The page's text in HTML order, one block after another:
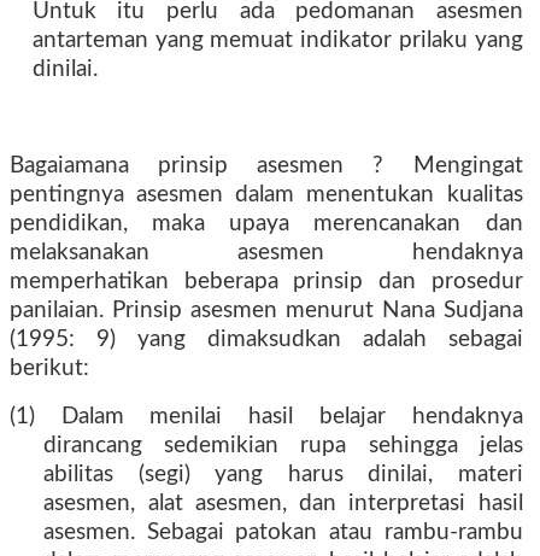
Untuk itu perlu ada pedomanan asesmen
antarteman yang memuat indikator prilaku yang
dinilai.
Bagaiamana prinsip asesmen ? Mengingat
pentingnya asesmen dalam menentukan kualitas
pendidikan, maka upaya merencanakan dan
melaksanakan asesmen hendaknya
memperhatikan beberapa prinsip dan prosedur
panilaian. Prinsip asesmen menurut Nana Sudjana
(1995: 9) yang dimaksudkan adalah sebagai
berikut:
(1) Dalam menilai hasil belajar hendaknya
dirancang sedemikian rupa sehingga jelas
abilitas (segi) yang harus dinilai, materi
asesmen, alat asesmen, dan interpretasi hasil
asesmen. Sebagai patokan atau rambu-rambu